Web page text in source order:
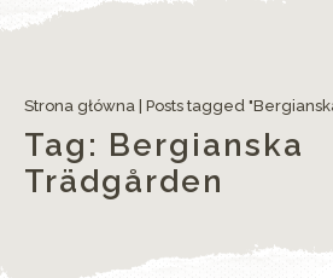
Strona główna Posts tagged
Tag: Bergianska
Trädgården